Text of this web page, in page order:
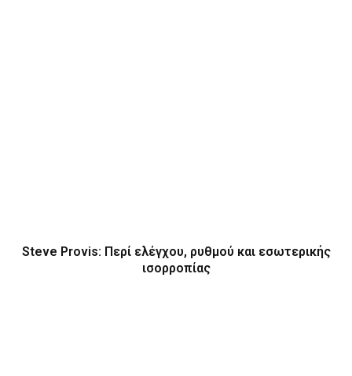
Steve Provis: Περί ελέγχου, ρυθμού και εσωτερικής
ισορροπίας